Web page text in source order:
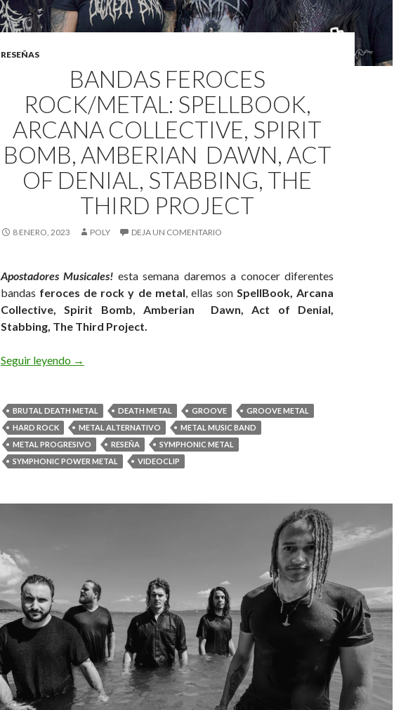
RESEÑAS
BANDAS FEROCES
ROCK/METAL: SPELLBOOK,
ARCANA COLLECTIVE, SPIRIT
BOMB, AMBERIAN DAWN, ACT
OF DENIAL, STABBING, THE
THIRD PROJECT
8 ENERO, 2023 POLY DEJA UN COMENTARIO
Apostadores Musicales! esta semana daremos a conocer diferentes
bandas feroces de rock y de metal, ellas sonSpellBook,Arcana
Collective, Spirit Bomb, Amberian Dawn, Act of Denial,
Stabbing, The Third Project.
Seguir leyendo Bandas Feroces Rock/Metal: SpellBook, Arcana Collective, Spirit
→
BRUTAL DEATH METAL DEATH METAL GROOVE
GROOVE METAL
HARD ROCK
METAL ALTERNATIVO
METAL MUSIC BAND
METAL PROGRESIVO
RESEÑA
SYMPHONIC METAL
SYMPHONIC POWER METAL
VIDEOCLIP